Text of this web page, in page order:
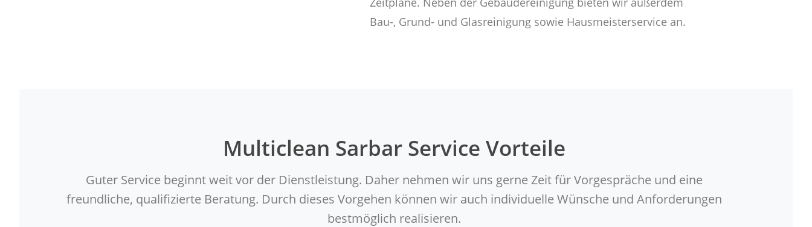
Bau-, Grund- und Glasreinigung sowie Hausmeisterservice an.
Multiclean Sarbar Service Vorteile
Guter Service beginnt weit vor der Dienstleistung. Daher nehmen wir uns gerne Zeit für Vorgespräche und eine
freundliche, qualifizierte Beratung. Durch dieses Vorgehen können wir auch individuelle Wünsche und Anforderungen
bestmöglich realisieren.